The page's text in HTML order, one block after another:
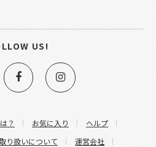
？ お気に入り
ヘルプ
り扱いについて
運営会社
US!